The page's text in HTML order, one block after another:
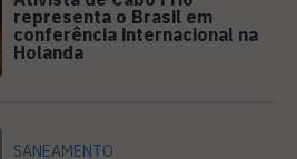
representa o Brasil em
conferência internacional na
Holanda
SANEAMENTO